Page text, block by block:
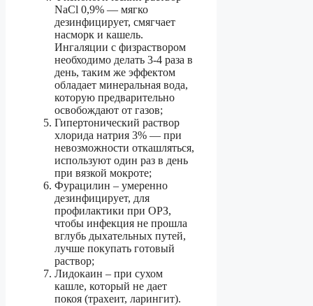
NaCl 0,9% — мягко
дезинфицирует, смягчает
насморк и кашель.
Ингаляции с физраствором
необходимо делать 3-4 раза в
день, таким же эффектом
обладает минеральная вода,
которую предварительно
освобождают от газов;
Гипертонический раствор
хлорида натрия 3% — при
невозможности откашляться,
используют один раз в день
при вязкой мокроте;
Фурацилин – умеренно
дезинфицирует, для
профилактики при ОРЗ,
чтобы инфекция не прошла
вглубь дыхательных путей,
лучше покупать готовый
раствор;
Лидокаин – при сухом
кашле, который не дает
покоя (трахеит, ларингит).